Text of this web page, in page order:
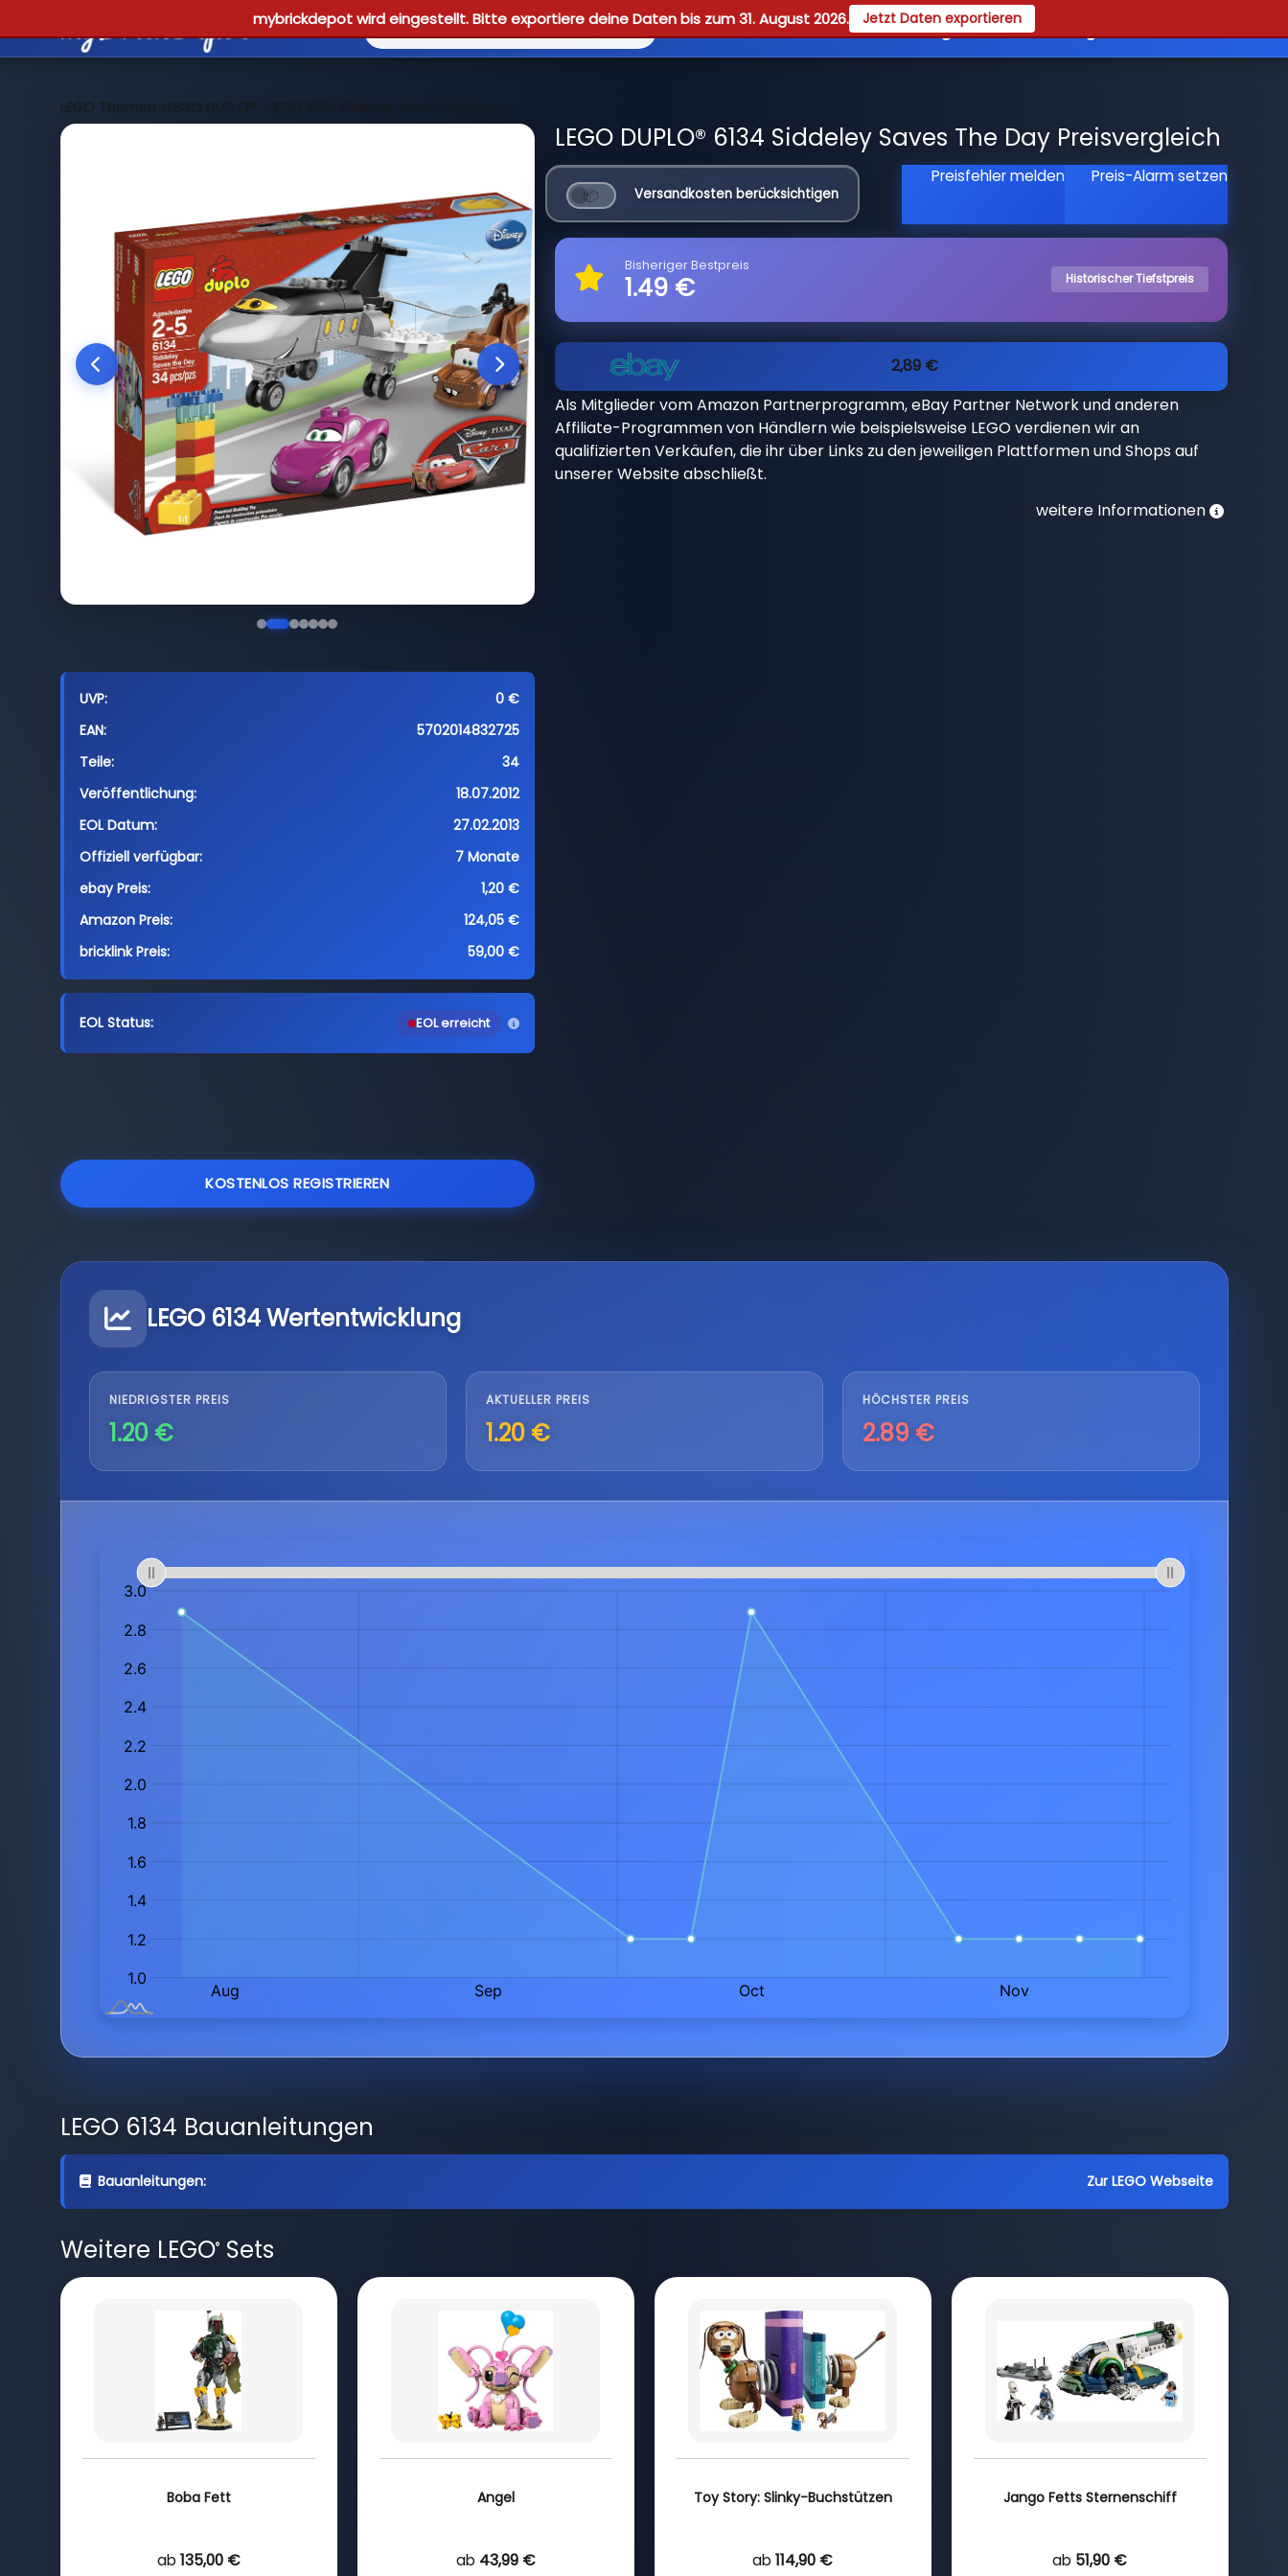
mybrickdepot wird eingestellt. Bitte exportiere deine Daten bis zum 31. August 2026. Jetzt Daten exportieren
Reviews Guides Registrieren
LEGO Themen >LEGO DUPLO® >LEGO 6134 Siddeley Saves The Day
UVP:
0 €
EAN:
5702014832725
Teile:
34
Veröffentlichung:
18.07.2012
EOL Datum:
27.02.2013
Offiziell verfügbar:
7 Monate
ebay Preis:
1,20 €
Amazon Preis:
124,05 €
bricklink Preis:
59,00 €
EOL Status: EOL erreicht
KOSTENLOS REGISTRIEREN
LEGO DUPLO® 6134 Siddeley Saves The Day Preisvergleich
Versandkosten berücksichtigen
Preisfehler melden Preis-Alarm setzen
Bisheriger Bestpreis
1.49 € Historischer Tiefstpreis
2,89 €
Als Mitglieder vom Amazon Partnerprogramm, eBay Partner Network und anderen
Affiliate-Programmen von Händlern wie beispielsweise LEGO verdienen wir an
qualifizierten Verkäufen, die ihr über Links zu den jeweiligen Plattformen und Shops auf
unserer Website abschließt.
weitere Informationen
LEGO 6134 Wertentwicklung
NIEDRIGSTER PREIS
1.20 €
AKTUELLER PREIS
1.20 €
HÖCHSTER PREIS
2.89 €
LEGO 6134 Bauanleitungen
Bauanleitungen: Zur LEGO Webseite
Weitere LEGO®Sets
Boba Fett
ab 135,00 €
Angel
ab 43,99 €
Toy Story: Slinky-Buchstützen
ab 114,90 €
Jango Fetts Sternenschiff
ab 51,90 €